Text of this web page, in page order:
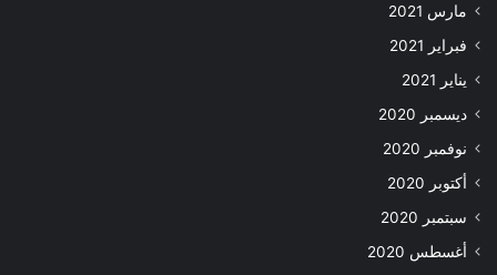
مارس 2021
فبراير 2021
يناير 2021
ديسمبر 2020
نوفمبر 2020
أكتوبر 2020
سبتمبر 2020
أغسطس 2020